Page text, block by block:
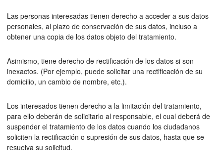
Las personas interesadas tienen derecho a acceder a sus datos
personales, al plazo de conservación de sus datos, incluso a
obtener una copia de los datos objeto del tratamiento.
Asimismo, tiene derecho de rectificación de los datos si son
inexactos. (Por ejemplo, puede solicitar una rectificación de su
domicilio, un cambio de nombre, etc.).
Los interesados tienen derecho a la limitación del tratamiento,
para ello deberán de solicitarlo al responsable, el cual deberá de
suspender el tratamiento de los datos cuando los ciudadanos
soliciten la rectificación o supresión de sus datos, hasta que se
resuelva su solicitud.